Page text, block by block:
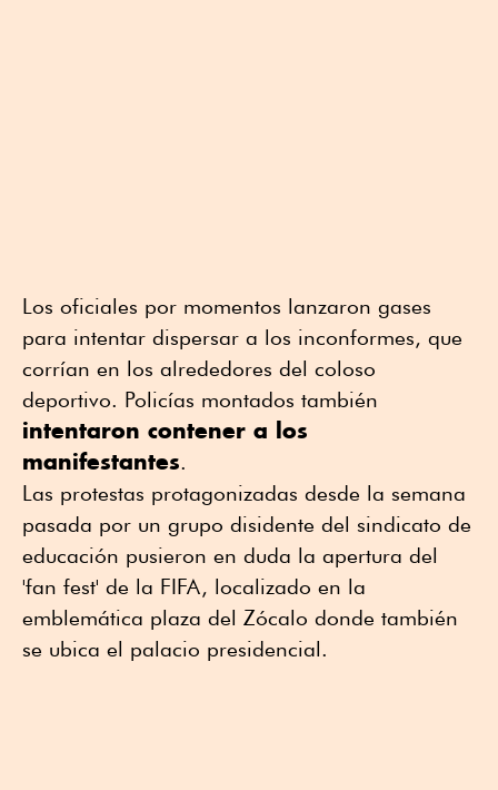
Los oficiales por momentos lanzaron gases
para intentar dispersar a los inconformes, que
corrían en los alrededores del coloso
deportivo. Policías montados también
intentaron contener a los
manifestantes.
Las protestas protagonizadas desde la semana
pasada por un grupo disidente del sindicato de
educación pusieron en duda la apertura del
'fan fest' de la FIFA, localizado en la
emblemática plaza del Zócalo donde también
se ubica el palacio presidencial.